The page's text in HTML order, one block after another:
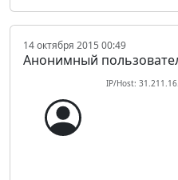
14 октября 2015 00:49
Анонимный
IP/Host: